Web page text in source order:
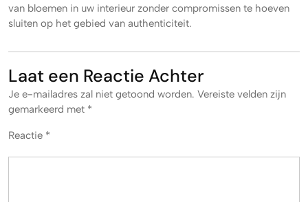
van bloemen in uw interieur zonder compromissen te hoeven
sluiten op het gebied van authenticiteit.
Laat een Reactie Achter
Je e-mailadres zal niet getoond worden. Vereiste velden zijn
gemarkeerd met *
Reactie *